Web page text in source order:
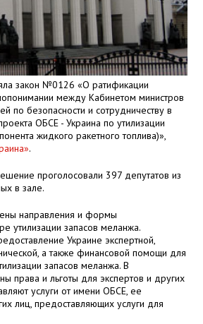
закон №0126 «О ратификации
между Кабинетом министров
по безопасности и сотрудничеству в
ОБСЕ - Украина по утилизации
жидкого ракетного топлива)»,
.
проголосовали 397 депутатов из
в зале.
направления и формы
утилизации запасов меланжа.
Украине экспертной,
а также финансовой помощи для
запасов меланжа. В
права и льготы для экспертов и других
услуги от имени ОБСЕ, ее
лиц, предоставляющих услуги для